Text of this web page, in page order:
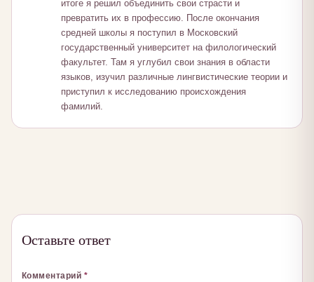
итоге я решил объединить свои страсти и
превратить их в профессию. После окончания
средней школы я поступил в Московский
государственный университет на филологический
факультет. Там я углубил свои знания в области
языков, изучил различные лингвистические теории и
приступил к исследованию происхождения
фамилий.
Оставьте ответ
Комментарий *